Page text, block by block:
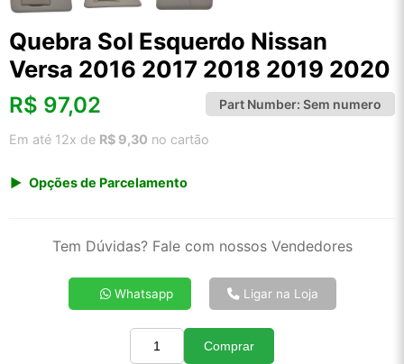
Quebra Sol Esquerdo Nissan
Versa 2016 2017 2018 2019 2020
R$ 97,02 Part Number: Sem numero
Em até 12x de R$ 9,30 no cartão
Opções de Parcelamento
2x de R$ 52,00
4x de R$ 26,38
5x de R$ 21,25
Tem Dúvidas? Fale com nossos Vendedores
Whatsapp Ligar na Loja
Quantidade
Comprar